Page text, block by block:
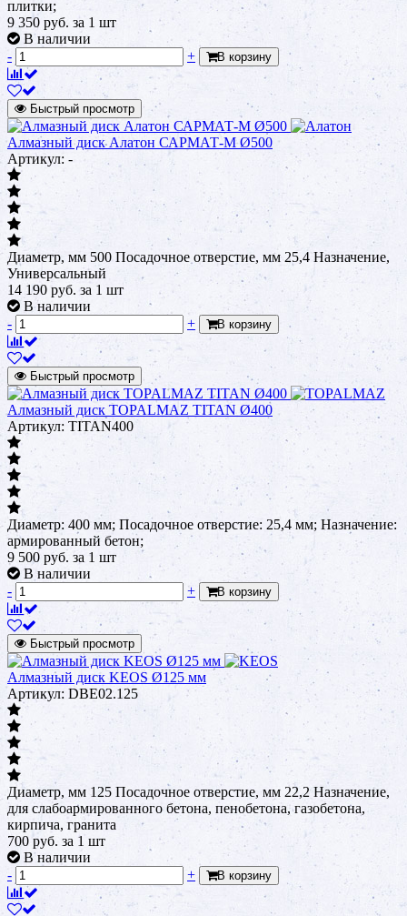
плитки;
9 350 руб. за 1 шт
В наличии
-
+ В корзину
Быстрый просмотр
Алмазный диск Алатон САРМАТ-М Ø500
Артикул: -
Диаметр, мм 500 Посадочное отверстие, мм 25,4 Назначение,
Универсальный
14 190 руб.за 1 шт
В наличии
-
+ В корзину
Быстрый просмотр
Алмазный диск TOPALMAZ TITAN Ø400
Артикул: TITAN400
Диаметр: 400 мм; Посадочное отверстие: 25,4 мм; Назначение:
армированный бетон;
9 500 руб. за 1 шт
В наличии
-
+ В корзину
Быстрый просмотр
Алмазный диск KEOS Ø125 мм
Артикул: DBE02.125
Диаметр, мм 125 Посадочное отверстие, мм 22,2 Назначение,
для слабоармированного бетона, пенобетона, газобетона,
кирпича, гранита
700 руб. за 1 шт
В наличии
-
+ В корзину